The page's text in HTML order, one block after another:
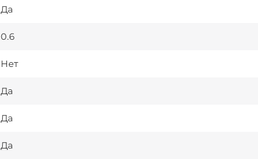
Да
0.6
Нет
Да
Да
Да